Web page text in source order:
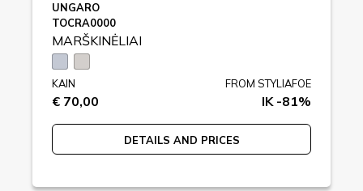
UNGARO
TOCRA0000
MARŠKINĖLIAI
KAIN
€ 70,00
FROM STYLIAFOE
IK -81%
DETAILS AND PRICES